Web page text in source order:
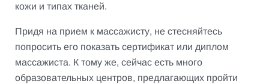
кожи и типах тканей.
Придя на прием к массажисту, не стесняйтесь
попросить его показать сертификат или диплом
массажиста. К тому же, сейчас есть много
образовательных центров, предлагающих пройти